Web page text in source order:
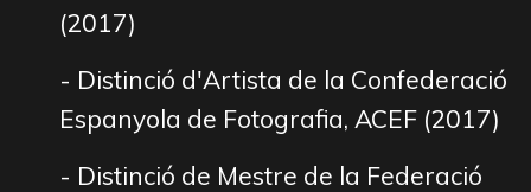
(2017)
- Distinció d'Artista de la Confederació
Espanyola de Fotografia, ACEF (2017)
- Distinció de Mestre de la Federació